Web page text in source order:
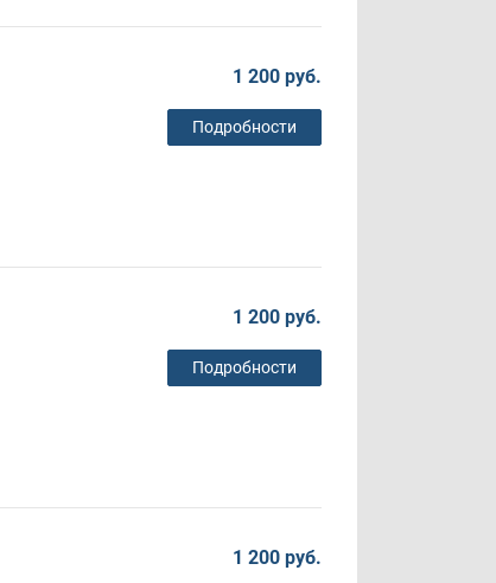
1 200 руб.
Подробности
1 200 руб.
Подробности
1 200 руб.